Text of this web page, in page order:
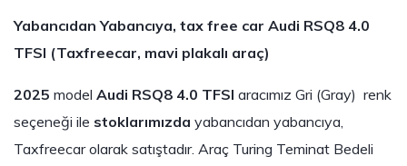
Yabancıdan Yabancıya, tax free car Audi RSQ8 4.0
TFSI (Taxfreecar, mavi plakalı araç)
2025 model Audi RSQ8 4.0 TFSI aracımız Gri (Gray) renk
seçeneği ile stoklarımızda yabancıdan yabancıya,
Taxfreecar olarak satıştadır. Araç Turing Teminat Bedeli